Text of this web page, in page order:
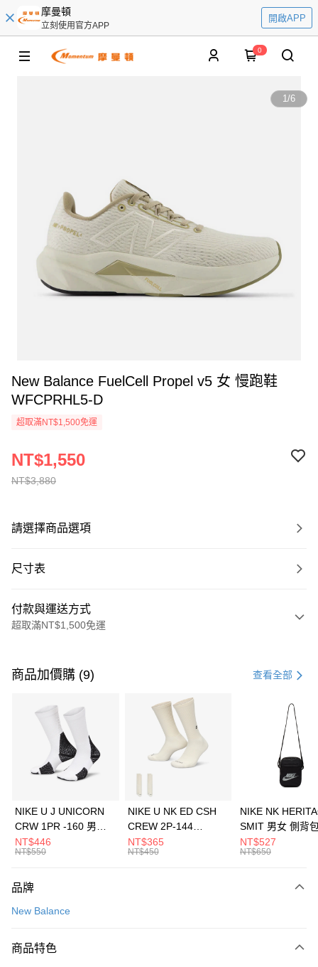
摩曼頓
立刻使用官方APP
開啟APP
0
1/6
New Balance FuelCell Propel v5 女 慢跑鞋
WFCPRHL5-D
超取滿NT$1,500免運
NT$3,880
NT$1,550
請選擇商品選項
尺寸表
付款與運送方式
超取滿NT$1,500免運
信用卡一次付款
3 期 0 利率 每期 21家銀行
合作金庫商業銀行
第一商業銀行
華南商業銀行
彰化商業銀行
上海商業儲蓄銀行
元大商業銀行
台灣樂天信用卡公司
Apple Pay
全盈+PAY
AFTEE先享後付
【關於「AFTEE先享後付」】
便利好安心！
３．安心：先確認商品／服務後，再付款。
運送方式
每筆NT$100，滿NT$1,500(含以上)免運費
商品加價購 (9) 查看全部
NIKE U J UNICORN
CRW 1PR -160 男女
中統襪 FZ3393100
NT$446
NT$550
NIKE U NK ED CSH
CREW 2P-144
EMBRDY 男女 短統襪
FZ3073133
NT$365
NT$450
NIKE NK
SMIT 男女 側背
BA5871010
NT$527
NT$650
品牌
New Balance
商品特色